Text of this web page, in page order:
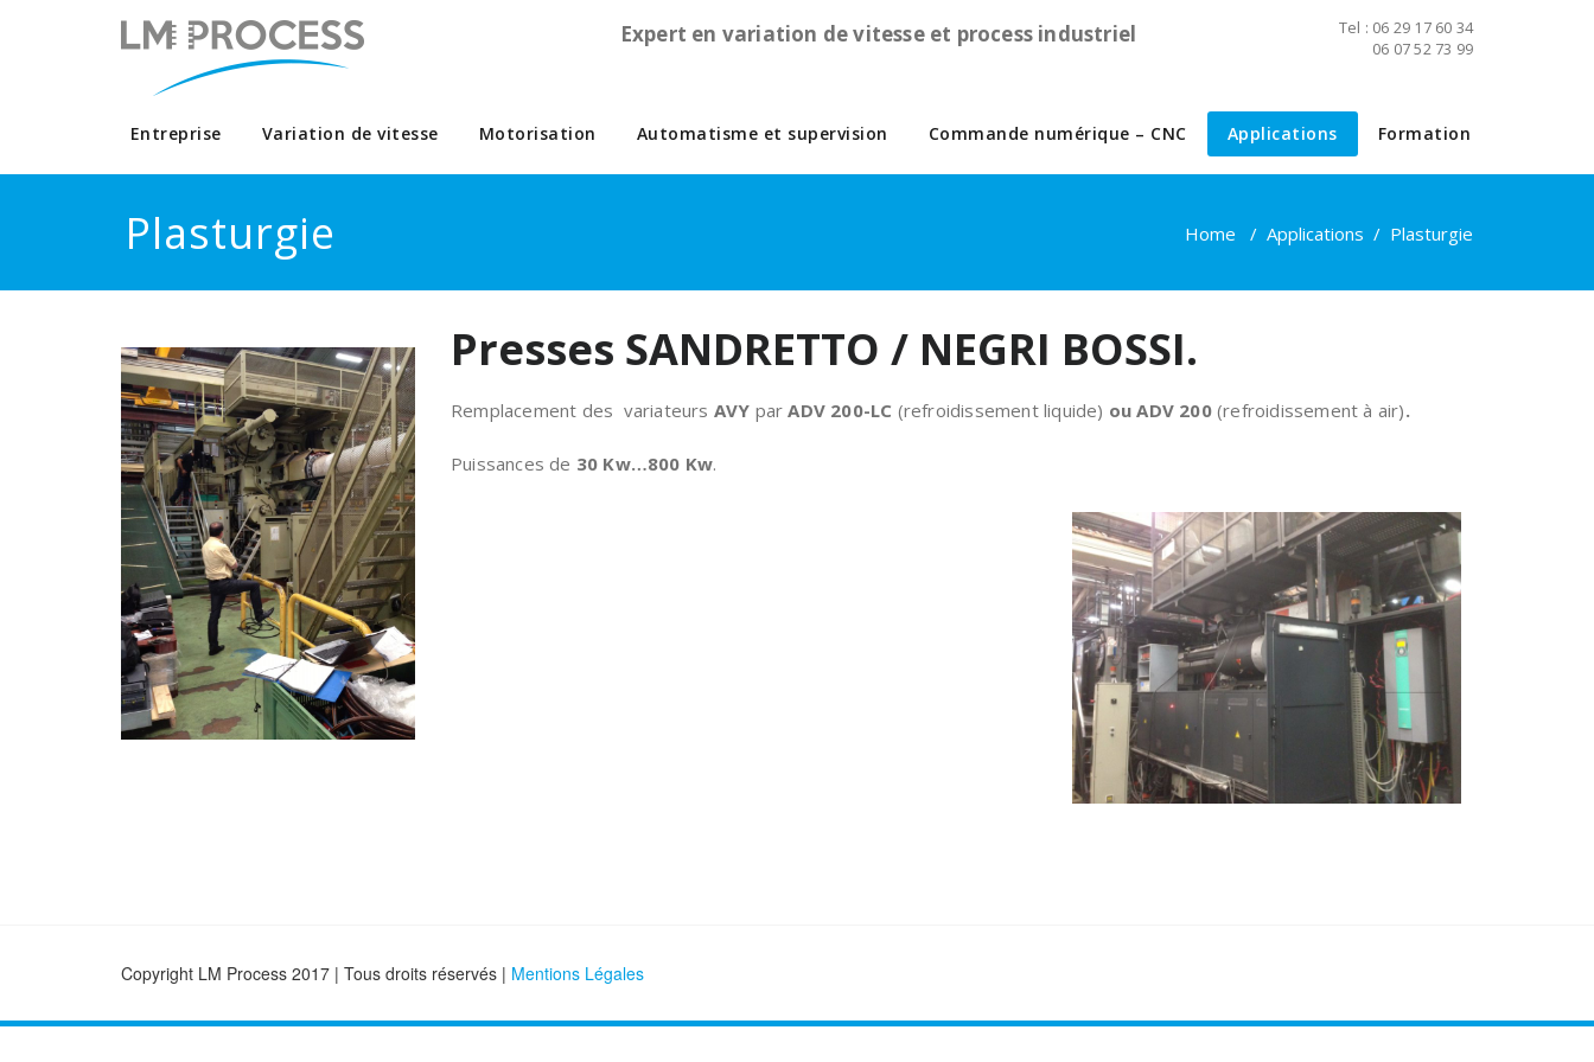
Expert en variation de vitesse et process industriel
Tel : 06 29 17 60 34
06 07 52 73 99
Entreprise Variation de vitesse Motorisation Automatisme et supervision Commande numérique – CNC Applications Formation
Plasturgie Home / Applications / Plasturgie
Presses SANDRETTO / NEGRI BOSSI.
Remplacement des variateurs AVY parADV 200-LC (refroidissement liquide) ou ADV 200(refroidissement à air).
Puissances de 30 Kw…800 Kw.
Copyright LM Process 2017 | Tous droits réservés | Mentions Légales